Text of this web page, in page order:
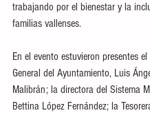
trabajando por el bienestar y la
familias vallenses.
En el evento estuvieron presentes el
General del Ayuntamiento, Luis
Malibrán; la directora del Sistema
Bettina López Fernández; la